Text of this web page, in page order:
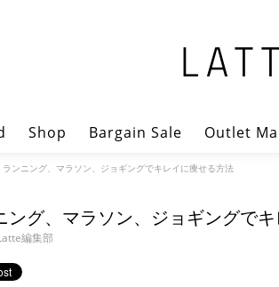
Shop Bargain Sale Outlet
ランニング、マラソン、ジョギングでキレイに痩せる方法
ング、マラソン、ジョギングで
編集部